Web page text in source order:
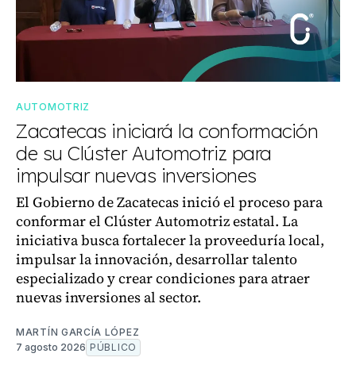
AUTOMOTRIZ
Zacatecas iniciará la conformación
de su Clúster Automotriz para
impulsar nuevas inversiones
El Gobierno de Zacatecas inició el proceso para
conformar el Clúster Automotriz estatal. La
iniciativa busca fortalecer la proveeduría local,
impulsar la innovación, desarrollar talento
especializado y crear condiciones para atraer
nuevas inversiones al sector.
MARTÍN GARCÍA LÓPEZ
7 agosto 2026 PÚBLICO